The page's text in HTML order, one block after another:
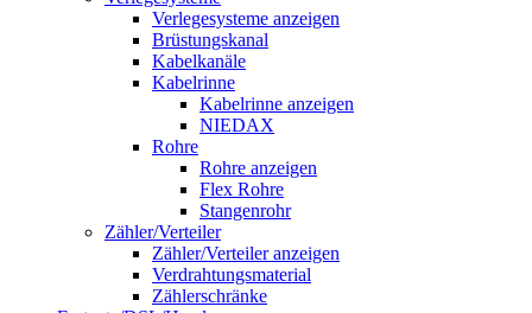
Verlegesysteme anzeigen
Brüstungskanal
Kabelkanäle
Kabelrinne
Kabelrinne anzeigen
NIEDAX
Rohre
Rohre anzeigen
Flex Rohre
Stangenrohr
Zähler/Verteiler
Zähler/Verteiler anzeigen
Verdrahtungsmaterial
Zählerschränke